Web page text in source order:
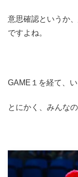
意思確認というか
ですよね。
GAME１を経て、
とにかく、みんな